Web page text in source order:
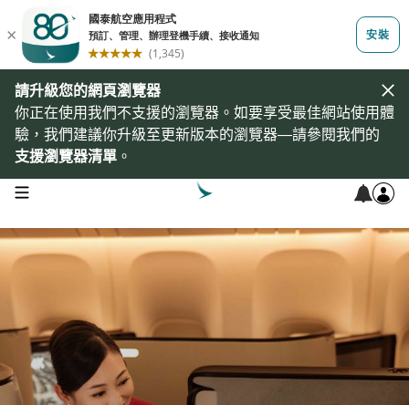
請升級您的網頁瀏覽器
你正在使用我們不支援的瀏覽器。如要享受最佳網站使用體
驗，我們建議你升級至更新版本的瀏覽器—請參閱我們的
支援瀏覽器清單 。
open navigation menu